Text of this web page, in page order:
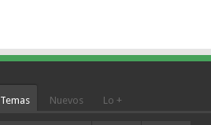
Temas Nuevos Lo +